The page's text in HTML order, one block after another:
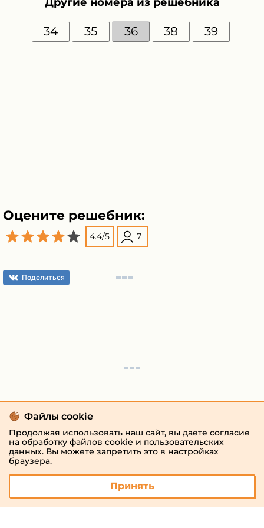
34 35 36 38 39
Оцените решебник:
4.4/5 7
Поделиться
Файлы cookie
Продолжая использовать наш сайт, вы даете согласие
на обработку файлов cookie и пользовательских
данных. Вы можете запретить это в настройках
браузера.
Принять